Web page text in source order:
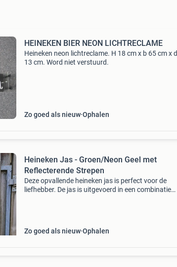
HEINEKEN BIER NEON LICHTRECLAME
Heineken neon lichtreclame. H 18 cm x b 65 cm x d
13 cm. Word niet verstuurd.
Zo goed als nieuw Ophalen
Heineken Jas - Groen/Neon Geel met
Reflecterende Strepen
Deze opvallende heineken jas is perfect voor de
liefhebber. De jas is uitgevoerd in een combinatie
Zo goed als nieuw Ophalen